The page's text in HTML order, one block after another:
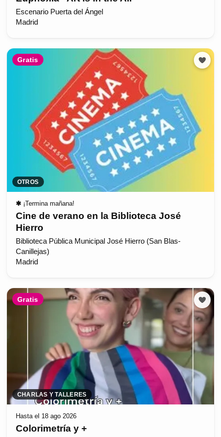
Escenario Puerta del Ángel
Madrid
Gratis
OTROS
✱ ¡Termina mañana!
Cine de verano en la Biblioteca José
Hierro
Biblioteca Pública Municipal José Hierro (San Blas-
Canillejas)
Madrid
Gratis
CHARLAS Y TALLERES
Hasta el 18 ago 2026
Colorimetría y +